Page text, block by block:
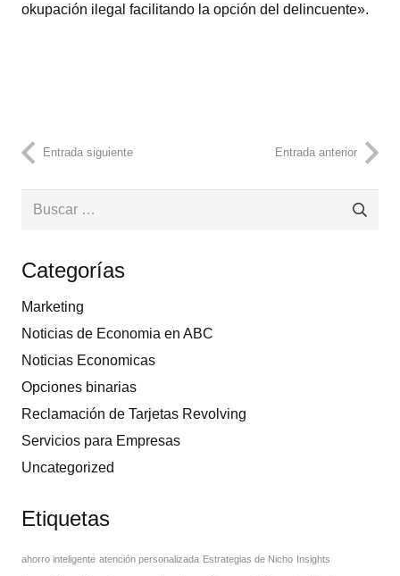
okupación ilegal facilitando la opción del delincuente».
Entrada siguiente Entrada anterior
Buscar:
Categorías
Marketing
Noticias de Economia en ABC
Noticias Economicas
Opciones binarias
Reclamación de Tarjetas Revolving
Servicios para Empresas
Uncategorized
Etiquetas
ahorro inteligente atención personalizada Estrategias de Nicho Insights